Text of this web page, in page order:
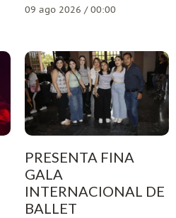
09 ago 2026 / 00:00
PRESENTA FINA
GALA
INTERNACIONAL DE
BALLET